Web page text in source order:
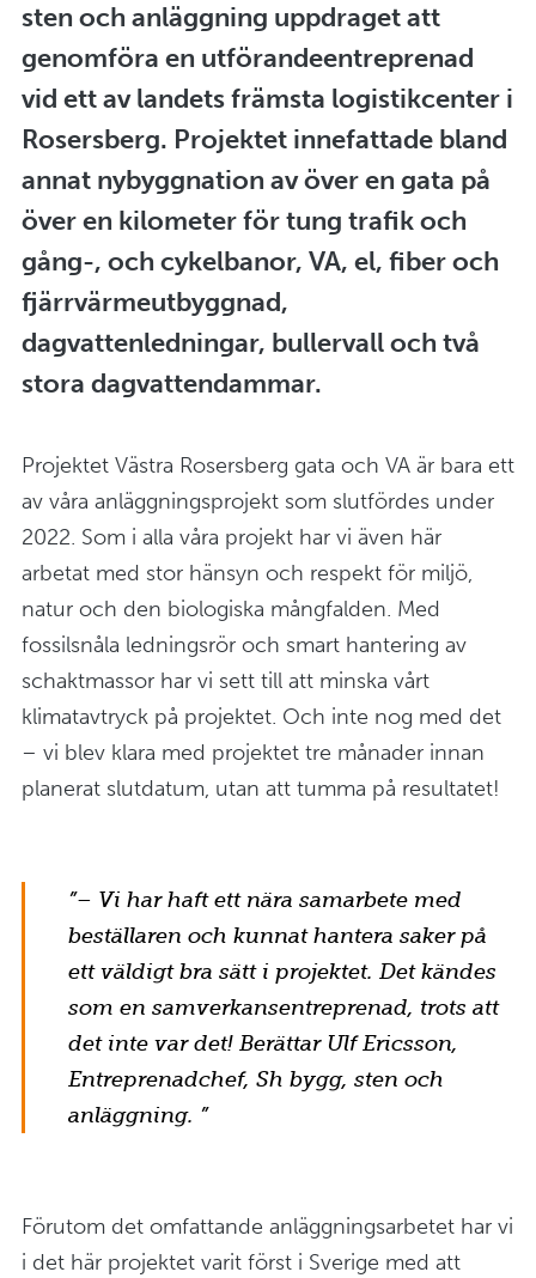
sten och anläggning uppdraget att
genomföra en utförandeentreprenad
vid ett av landets främsta logistikcenter i
Rosersberg. Projektet innefattade bland
annat nybyggnation av över en gata på
över en kilometer för tung trafik och
gång-, och cykelbanor, VA, el, fiber och
fjärrvärmeutbyggnad,
dagvattenledningar, bullervall och två
stora dagvattendammar.
Projektet Västra Rosersberg gata och VA är bara ett
av våra anläggningsprojekt som slutfördes under
2022. Som i alla våra projekt har vi även här
arbetat med stor hänsyn och respekt för miljö,
natur och den biologiska mångfalden. Med
fossilsnåla ledningsrör och smart hantering av
schaktmassor har vi sett till att minska vårt
klimatavtryck på projektet. Och inte nog med det
– vi blev klara med projektet tre månader innan
planerat slutdatum, utan att tumma på resultatet!
– Vi har haft ett nära samarbete med
beställaren och kunnat hantera saker på
ett väldigt bra sätt i projektet. Det kändes
som en samverkansentreprenad, trots att
det inte var det! Berättar Ulf Ericsson,
Entreprenadchef, Sh bygg, sten och
anläggning.
Förutom det omfattande anläggningsarbetet har vi
i det här projektet varit först i Sverige med att